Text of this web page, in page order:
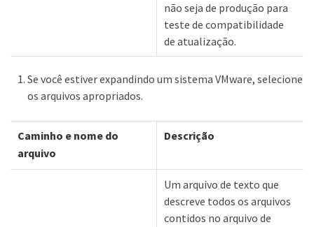
não seja de produção para
teste de compatibilidade
de atualização.
Se você estiver expandindo um sistema VMware, selecione
os arquivos apropriados.
Caminho e nome do
arquivo
Descrição
Um arquivo de texto que
descreve todos os arquivos
contidos no arquivo de